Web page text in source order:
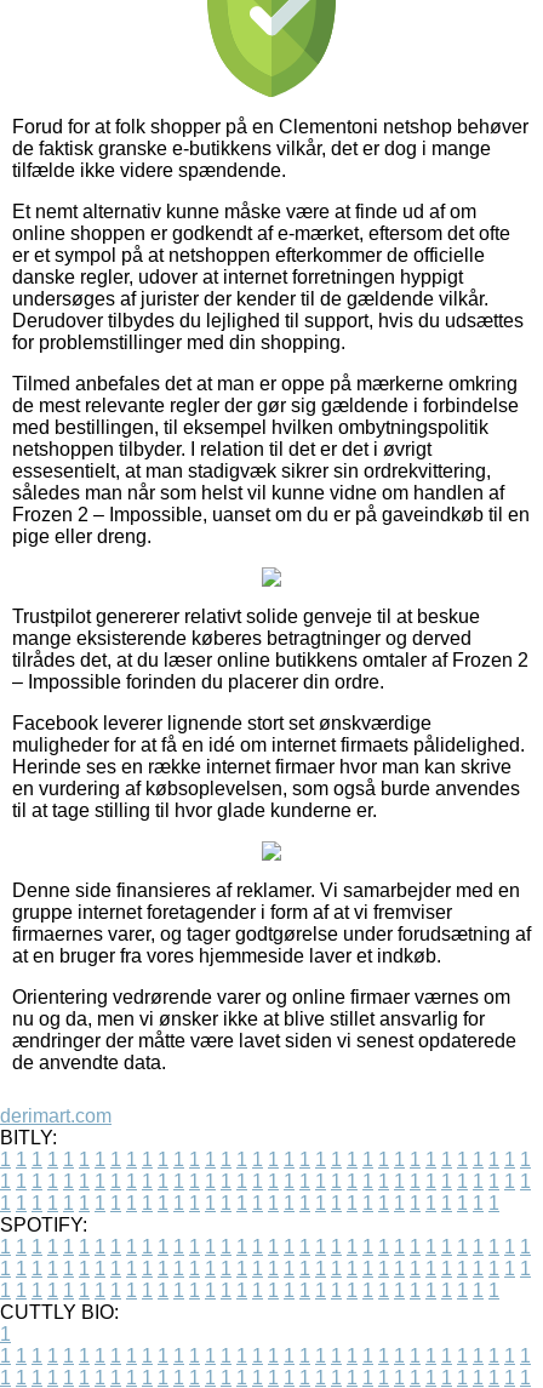
Forud for at folk shopper på en Clementoni netshop behøver
de faktisk granske e-butikkens vilkår, det er dog i mange
tilfælde ikke videre spændende.
Et nemt alternativ kunne måske være at finde ud af om
online shoppen er godkendt af e-mærket, eftersom det ofte
er et sympol på at netshoppen efterkommer de officielle
danske regler, udover at internet forretningen hyppigt
undersøges af jurister der kender til de gældende vilkår.
Derudover tilbydes du lejlighed til support, hvis du udsættes
for problemstillinger med din shopping.
Tilmed anbefales det at man er oppe på mærkerne omkring
de mest relevante regler der gør sig gældende i forbindelse
med bestillingen, til eksempel hvilken ombytningspolitik
netshoppen tilbyder. I relation til det er det i øvrigt
essesentielt, at man stadigvæk sikrer sin ordrekvittering,
således man når som helst vil kunne vidne om handlen af
Frozen 2 – Impossible, uanset om du er på gaveindkøb til en
pige eller dreng.
Trustpilot genererer relativt solide genveje til at beskue
mange eksisterende køberes betragtninger og derved
tilrådes det, at du læser online butikkens omtaler af Frozen 2
– Impossible forinden du placerer din ordre.
Facebook leverer lignende stort set ønskværdige
muligheder for at få en idé om internet firmaets pålidelighed.
Herinde ses en række internet firmaer hvor man kan skrive
en vurdering af købsoplevelsen, som også burde anvendes
til at tage stilling til hvor glade kunderne er.
Denne side finansieres af reklamer. Vi samarbejder med en
gruppe internet foretagender i form af at vi fremviser
firmaernes varer, og tager godtgørelse under forudsætning af
at en bruger fra vores hjemmeside laver et indkøb.
Orientering vedrørende varer og online firmaer værnes om
nu og da, men vi ønsker ikke at blive stillet ansvarlig for
ændringer der måtte være lavet siden vi senest opdaterede
de anvendte data.
derimart.com
BITLY:
1 1 1 1 1 1 1 1 1 1 1 1 1 1 1 1 1 1 1 1 1 1 1 1 1 1 1 1 1 1 1 1 1 1
1 1 1 1 1 1 1 1 1 1 1 1 1 1 1 1 1 1 1 1 1 1 1 1 1 1 1 1 1 1 1 1 1 1
1 1 1 1 1 1 1 1 1 1 1 1 1 1 1 1 1 1 1 1 1 1 1 1 1 1 1 1 1 1 1 1
SPOTIFY:
1 1 1 1 1 1 1 1 1 1 1 1 1 1 1 1 1 1 1 1 1 1 1 1 1 1 1 1 1 1 1 1 1 1
1 1 1 1 1 1 1 1 1 1 1 1 1 1 1 1 1 1 1 1 1 1 1 1 1 1 1 1 1 1 1 1 1 1
1 1 1 1 1 1 1 1 1 1 1 1 1 1 1 1 1 1 1 1 1 1 1 1 1 1 1 1 1 1 1 1
CUTTLY BIO:
1
1 1 1 1 1 1 1 1 1 1 1 1 1 1 1 1 1 1 1 1 1 1 1 1 1 1 1 1 1 1 1 1 1 1
1 1 1 1 1 1 1 1 1 1 1 1 1 1 1 1 1 1 1 1 1 1 1 1 1 1 1 1 1 1 1 1 1 1